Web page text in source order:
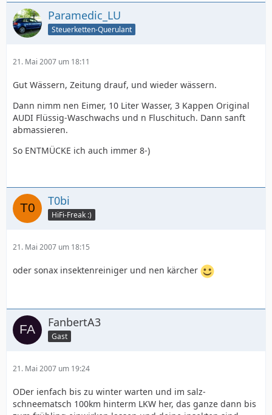
Paramedic_LU
Steuerketten-Querulant
21. Mai 2007 um 18:11
Gut Wässern, Zeitung drauf, und wieder wässern.
Dann nimm nen Eimer, 10 Liter Wasser, 3 Kappen Original
AUDI Flüssig-Waschwachs und n Fluschituch. Dann sanft
abmassieren.
So ENTMÜCKE ich auch immer 8-)
T0bi
HiFi-Freak :)
21. Mai 2007 um 18:15
oder sonax insektenreiniger und nen kärcher
FanbertA3
Gast
21. Mai 2007 um 19:24
ODer ienfach bis zu winter warten und im salz-
schneematsch 100km hinterm LKW her, das ganze dann bis